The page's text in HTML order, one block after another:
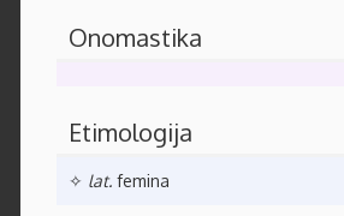
Onomastika
Etimologija
✧ lat. femina